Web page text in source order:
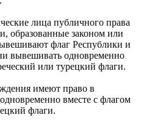
лица публичного права
образованные законом или
флаг Республики и
вывешивать одновременно
или турецкий флаги.
имеют право в
вместе с флагом
флаги.